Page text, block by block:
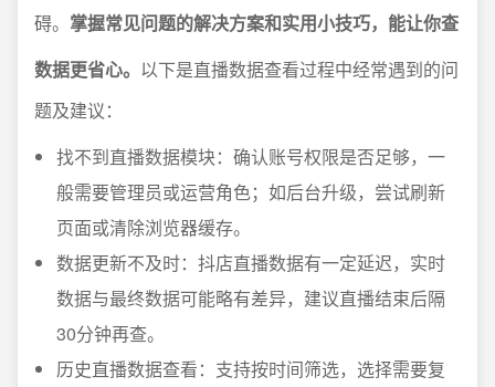
碍。 掌握常见问题的解决方案和实用小技巧，能让你查
数据更省心。 以下是直播数据查看过程中经常遇到的问
题及建议：
找不到直播数据模块：确认账号权限是否足够，一
般需要管理员或运营角色；如后台升级，尝试刷新
页面或清除浏览器缓存。
数据更新不及时：抖店直播数据有一定延迟，实时
数据与最终数据可能略有差异，建议直播结束后隔
30分钟再查。
历史直播数据查看：支持按时间筛选，选择需要复